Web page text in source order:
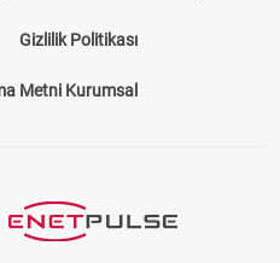
Gizlilik Politikası
Metni Kurumsal